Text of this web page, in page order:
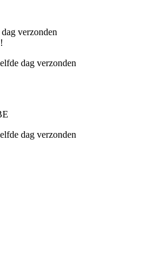
verzonden
dag verzonden
dag verzonden